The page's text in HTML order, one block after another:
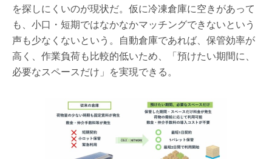
を探しにくいのが現状だ。仮に冷凍倉庫に空きがあって
も、小口・短期ではなかなかマッチングできないという
声も少なくないという。自動倉庫であれば、保管効率が
高く、作業負荷も比較的低いため、「預けたい期間に、
必要なスペースだけ」を実現できる。